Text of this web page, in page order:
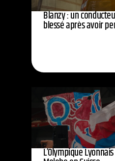
Blanzy : un
blessé après avoir
L’Olympique